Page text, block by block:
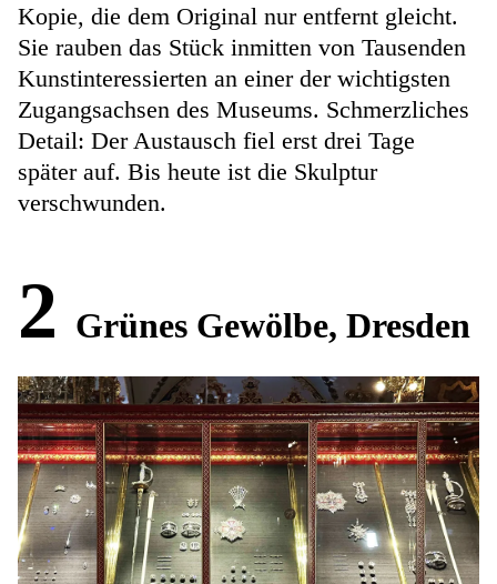
Kopie, die dem Original nur entfernt gleicht.
Sie rauben das Stück inmitten von Tausenden
Kunstinteressierten an einer der wichtigsten
Zugangsachsen des Museums. Schmerzliches
Detail: Der Austausch fiel erst drei Tage
später auf. Bis heute ist die Skulptur
verschwunden.
2 Grünes Gewölbe, Dresden